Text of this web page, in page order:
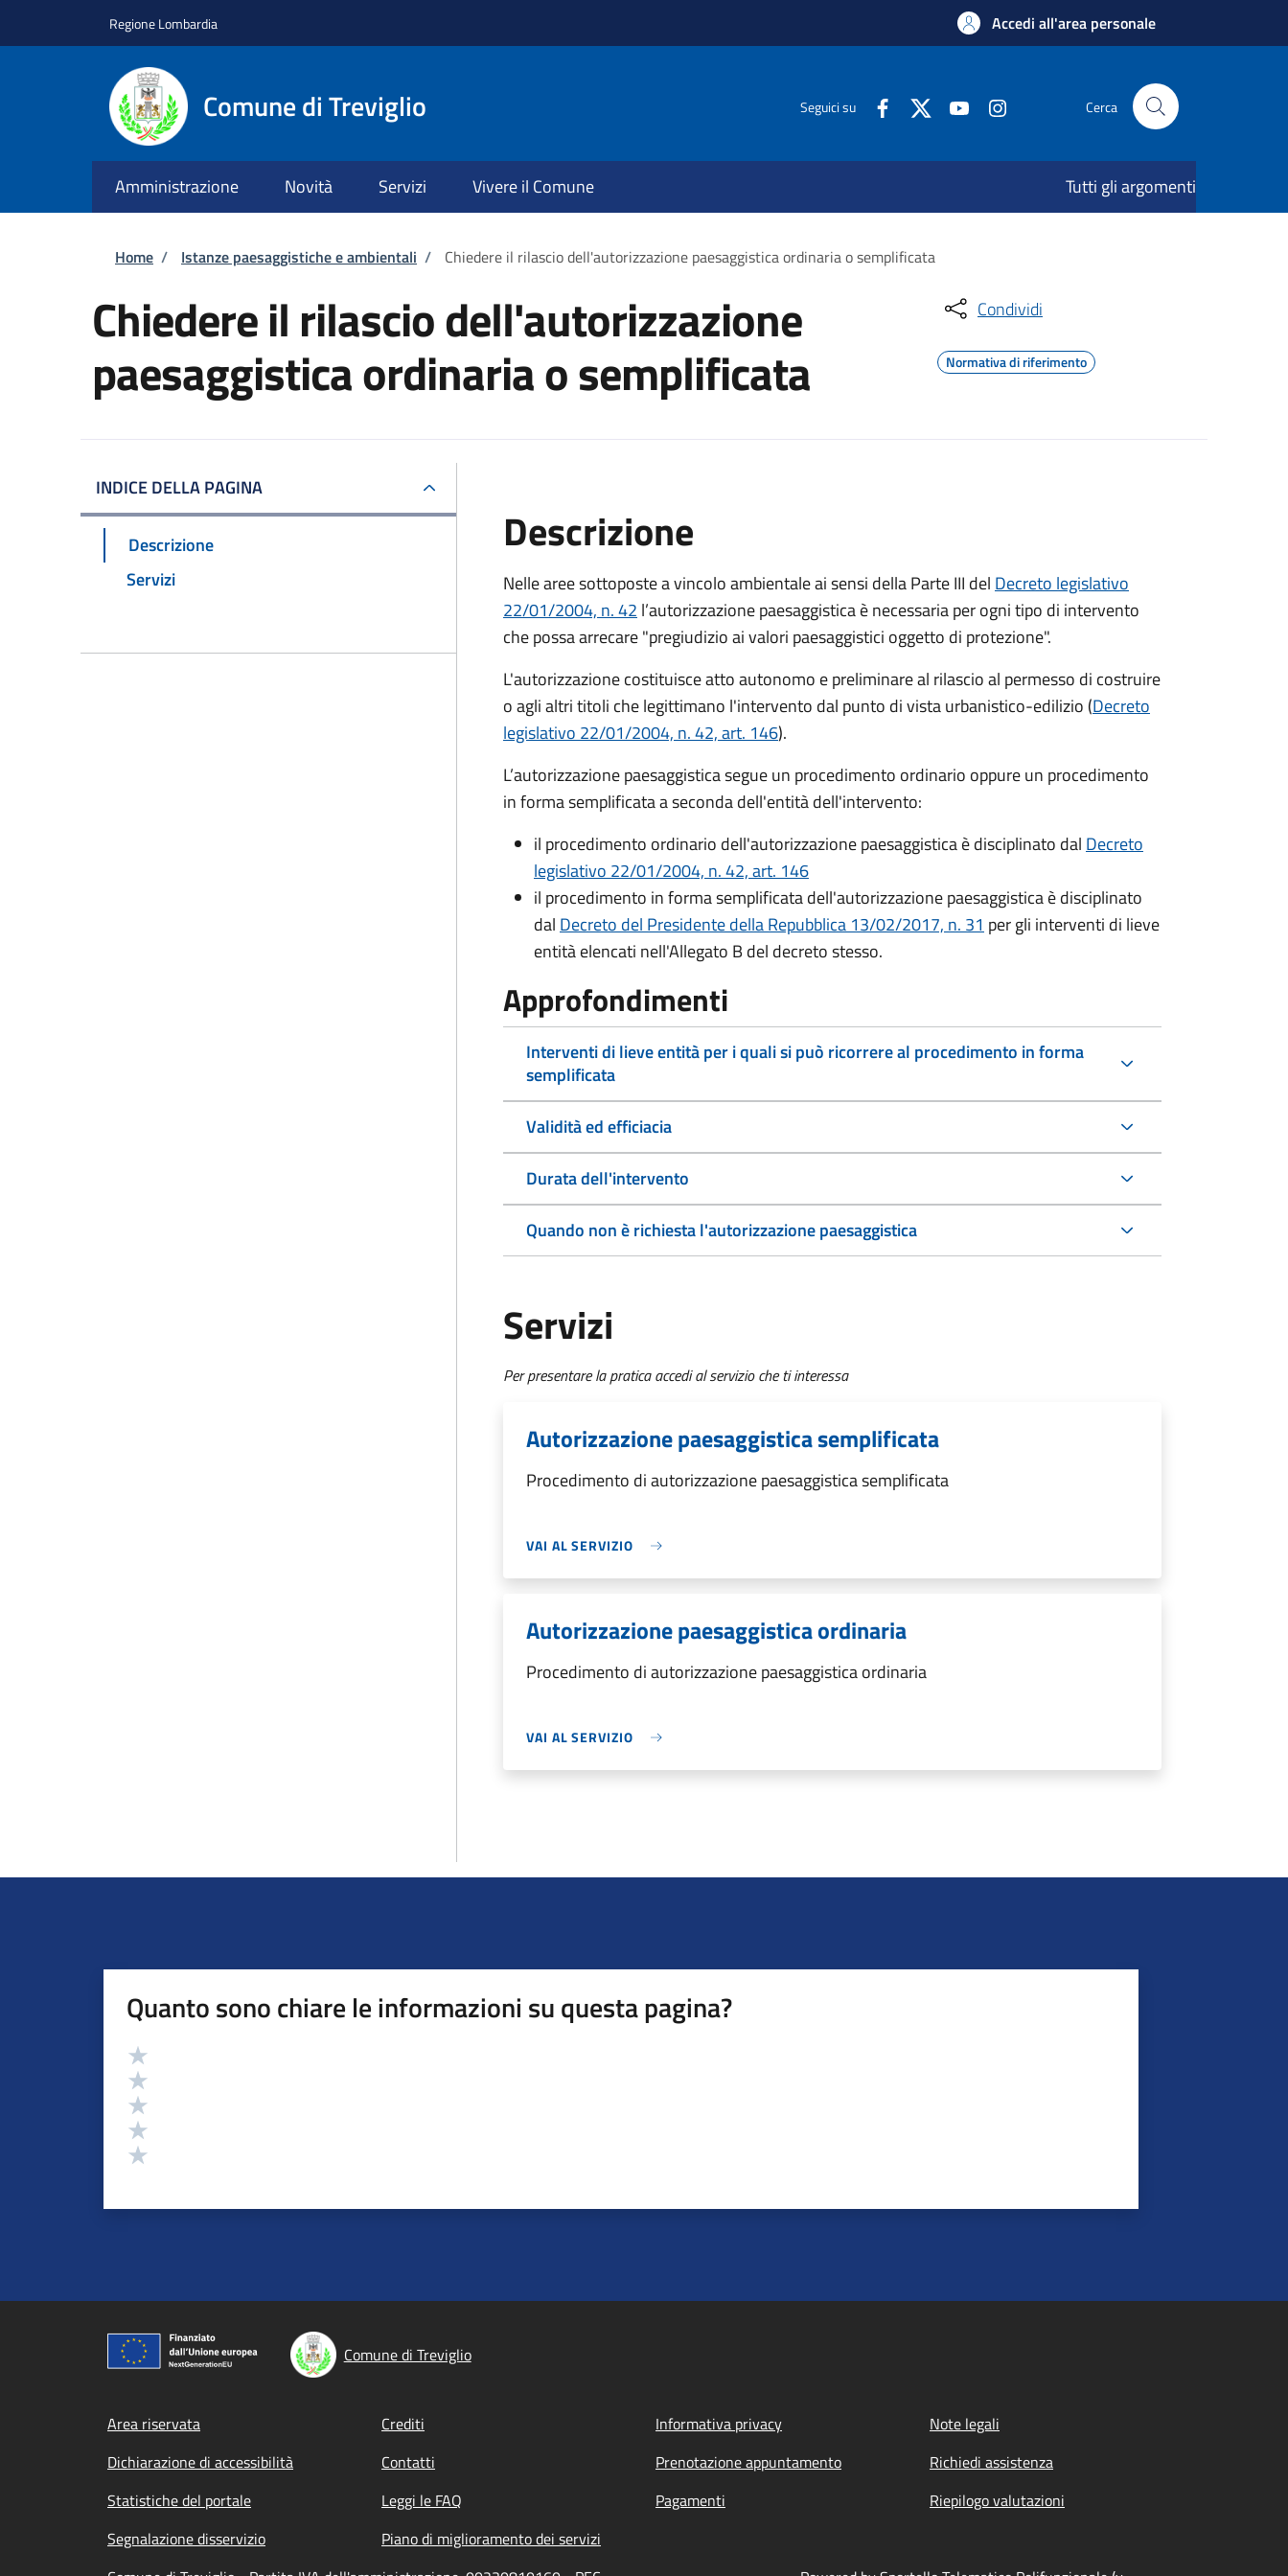
Regione Lombardia Accedi all'area personale
Comune di Treviglio Seguici su Cerca
Amministrazione Novità Servizi Vivere il Comune Tutti gli argomenti
Briciole di pane
Home / Istanze paesaggistiche e ambientali / Chiedere il rilascio dell'autorizzazione paesaggistica ordinaria o semplificata
Chiedere il rilascio dell'autorizzazione
paesaggistica ordinaria o semplificata
Condividi
Normativa di riferimento
INDICE DELLA PAGINA
Descrizione
Servizi
Descrizione
Nelle aree sottoposte a vincolo ambientale ai sensi della Parte III del Decreto legislativo
22/01/2004, n. 42 l’autorizzazione paesaggistica è necessaria per ogni tipo di intervento
che possa arrecare "pregiudizio ai valori paesaggistici oggetto di protezione".
L'autorizzazione costituisce atto autonomo e preliminare al rilascio al permesso di costruire
o agli altri titoli che legittimano l'intervento dal punto di vista urbanistico-edilizio (Decreto
legislativo 22/01/2004, n. 42, art. 146).
L’autorizzazione paesaggistica segue un procedimento ordinario oppure un procedimento
in forma semplificata a seconda dell'entità dell'intervento:
il procedimento ordinario dell'autorizzazione paesaggistica è disciplinato dal Decreto
legislativo 22/01/2004, n. 42, art. 146
il procedimento in forma semplificata dell'autorizzazione paesaggistica è disciplinato
dal Decreto del Presidente della Repubblica 13/02/2017, n. 31 per gli interventi di lieve
entità elencati nell'Allegato B del decreto stesso.
Approfondimenti
Interventi di lieve entità per i quali si può ricorrere al procedimento in forma
semplificata
Validità ed efficiacia
Durata dell'intervento
Quando non è richiesta l'autorizzazione paesaggistica
Servizi
Per presentare la pratica accedi al servizio che ti interessa
Autorizzazione paesaggistica semplificata
Procedimento di autorizzazione paesaggistica semplificata
VAI AL SERVIZIO
Autorizzazione paesaggistica ordinaria
Procedimento di autorizzazione paesaggistica ordinaria
VAI AL SERVIZIO
Quanto sono chiare le informazioni su questa pagina?
Valutazione
Comune di Treviglio
Footer menu
Area riservata Crediti Informativa privacy
Note legali
Dichiarazione di accessibilità
Contatti Prenotazione appuntamento
Richiedi assistenza
Statistiche del portale
Leggi le FAQ Pagamenti
Riepilogo valutazioni
Segnalazione disservizio
Piano di miglioramento dei servizi